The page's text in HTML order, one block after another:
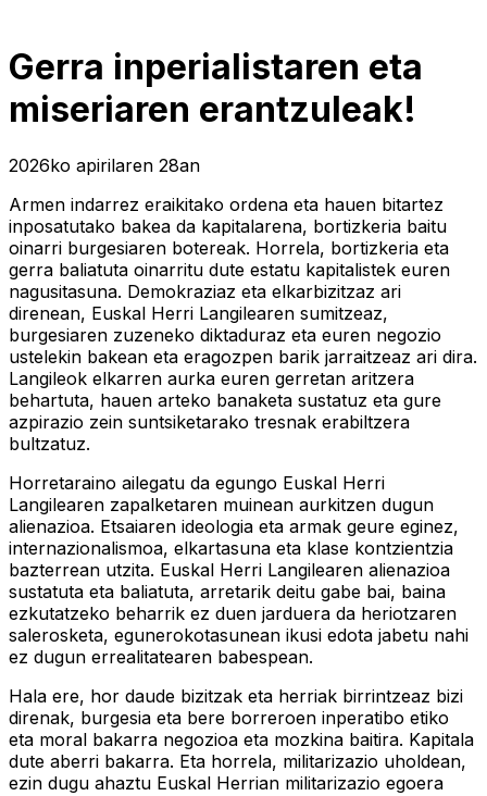
Gerra inperialistaren eta
miseriaren erantzuleak!
2026ko apirilaren 28an
Armen indarrez eraikitako ordena eta hauen bitartez
inposatutako bakea da kapitalarena, bortizkeria baitu
oinarri burgesiaren botereak. Horrela, bortizkeria eta
gerra baliatuta oinarritu dute estatu kapitalistek euren
nagusitasuna. Demokraziaz eta elkarbizitzaz ari
direnean, Euskal Herri Langilearen sumitzeaz,
burgesiaren zuzeneko diktaduraz eta euren negozio
ustelekin bakean eta eragozpen barik jarraitzeaz ari dira.
Langileok elkarren aurka euren gerretan aritzera
behartuta, hauen arteko banaketa sustatuz eta gure
azpirazio zein suntsiketarako tresnak erabiltzera
bultzatuz.
Horretaraino ailegatu da egungo Euskal Herri
Langilearen zapalketaren muinean aurkitzen dugun
alienazioa. Etsaiaren ideologia eta armak geure eginez,
internazionalismoa, elkartasuna eta klase kontzientzia
bazterrean utzita. Euskal Herri Langilearen alienazioa
sustatuta eta baliatuta, arretarik deitu gabe bai, baina
ezkutatzeko beharrik ez duen jarduera da heriotzaren
salerosketa, egunerokotasunean ikusi edota jabetu nahi
ez dugun errealitatearen babespean.
Hala ere, hor daude bizitzak eta herriak birrintzeaz bizi
direnak, burgesia eta bere borreroen inperatibo etiko
eta moral bakarra negozioa eta mozkina baitira. Kapitala
dute aberri bakarra. Eta horrela, militarizazio uholdean,
ezin dugu ahaztu Euskal Herrian militarizazio egoera